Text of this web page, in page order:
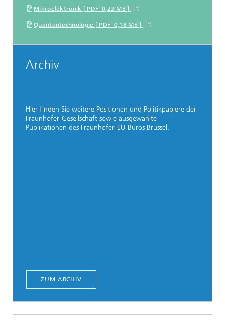
Mikroelektronik [ PDF 0,22 MB ]
Quantentechnologie [ PDF 0,18 MB ]
Archiv
Hier finden Sie weitere Positionen und Politikpapiere der
Fraunhofer-Gesellschaft sowie ausgewählte
Publikationen des Fraunhofer-EU-Büros Brüssel.
ZUM ARCHIV